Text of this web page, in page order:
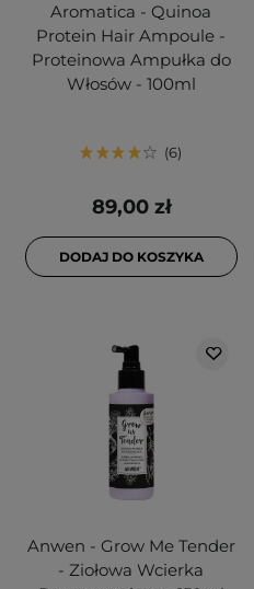
Aromatica - Quinoa
Protein Hair Ampoule -
Proteinowa Ampułka do
Włosów - 100ml
6
89,00 zł
DODAJ DO KOSZYKA
Anwen - Grow Me Tender
- Ziołowa Wcierka